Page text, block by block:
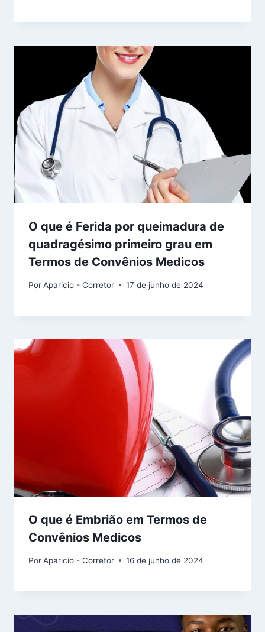
O que é Ferida por queimadura de
quadragésimo primeiro grau em
Termos de Convênios Medicos
PorAparicio - Corretor 17 de junho de 2024
O que é Embrião em Termos de
Convênios Medicos
PorAparicio - Corretor 16 de junho de 2024